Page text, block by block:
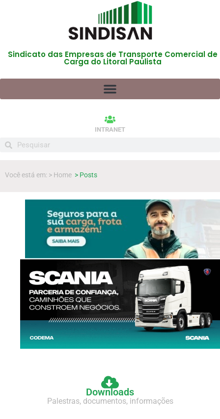
Sindicato das Empresas de Transporte Comercial de
Carga do Litoral Paulista
INTRANET
Você está em: > Home > Posts
Downloads
Palestras, documentos, informações